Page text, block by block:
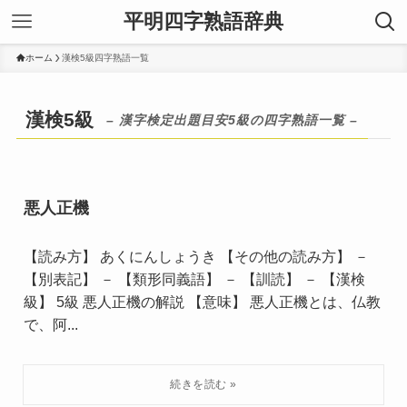
平明四字熟語辞典
ホーム 漢検5級四字熟語一覧
漢検5級 – 漢字検定出題目安5級の四字熟語一覧 –
悪人正機
【読み方】 あくにんしょうき 【その他の読み方】 －
【別表記】 － 【類形同義語】 － 【訓読】 － 【漢検
級】 5級 悪人正機の解説 【意味】 悪人正機とは、仏教
で、阿...